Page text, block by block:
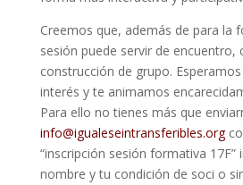
Creemos que, además de para la
sesión puede servir de encuentro,
construcción de grupo.
interés y te animamos
Para ello no tienes más que
info@igualeseintransferibles.org
“inscripción sesión formativa 17F”
nombre y tu condición de soci o